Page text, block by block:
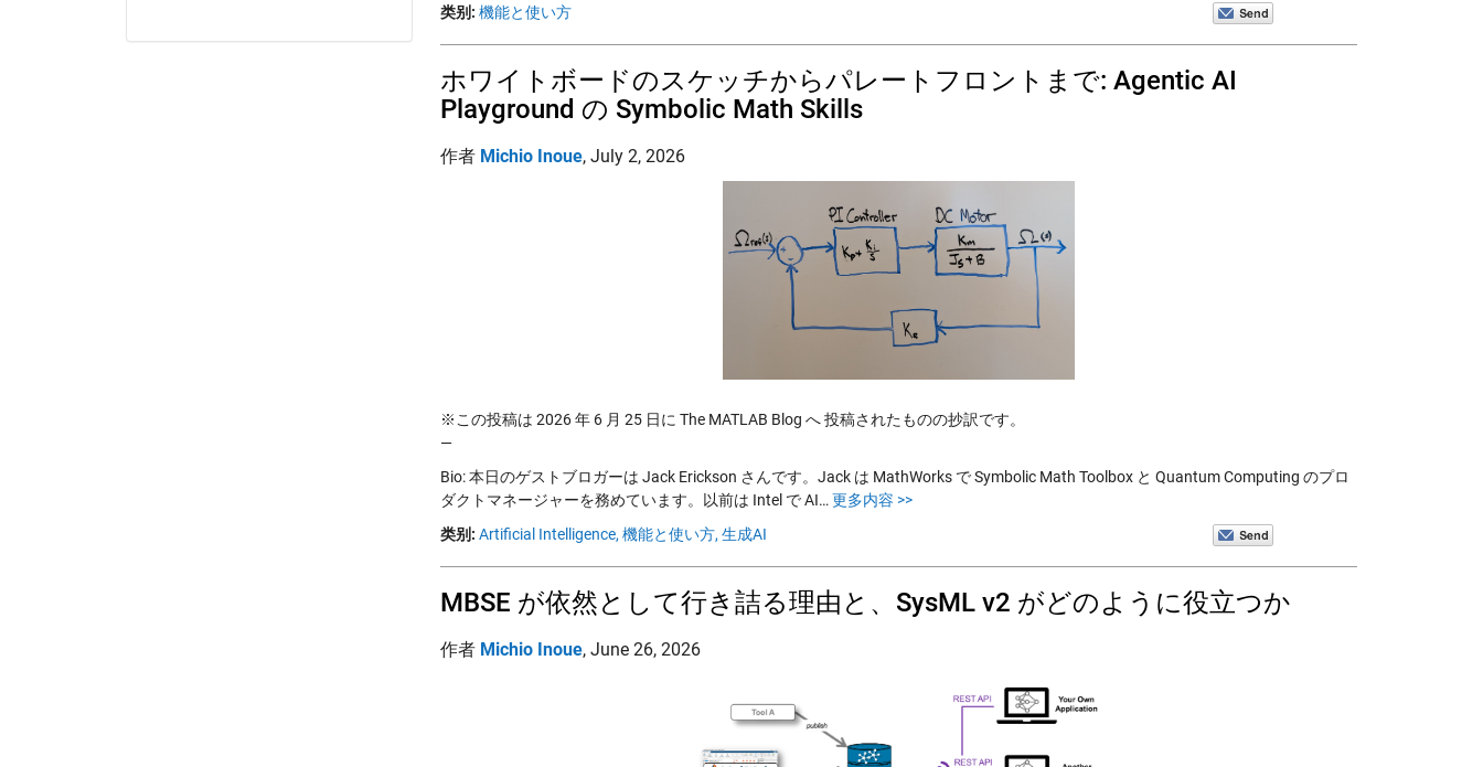
类别: 機能と使い方
ホワイトボードのスケッチからパレートフロントまで: Agentic AI
Playground の Symbolic Math Skills
作者 Michio Inoue, July 2, 2026
※この投稿は 2026 年 6 月 25 日に The MATLAB Blog へ 投稿されたものの抄訳です。
—
Bio: 本日のゲストブロガーは Jack Erickson さんです。Jack は MathWorks で Symbolic Math Toolbox と Quantum Computing のプロ
ダクトマネージャーを務めています。以前は Intel で AI… 更多内容 >>
类别: Artificial Intelligence, 機能と使い方, 生成AI
MBSE が依然として行き詰る理由と、SysML v2 がどのように役立つか
作者 Michio Inoue, June 26, 2026